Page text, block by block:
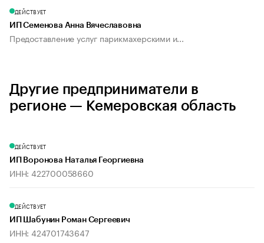
ДЕЙСТВУЕТ
ИП Семенова Анна Вячеславовна
Предоставление услуг парикмахерскими и...
Другие предприниматели в
регионе — Кемеровская область
ДЕЙСТВУЕТ
ИП Воронова Наталья Георгиевна
ИНН: 422700058660
ДЕЙСТВУЕТ
ИП Шабунин Роман Сергеевич
ИНН: 424701743647